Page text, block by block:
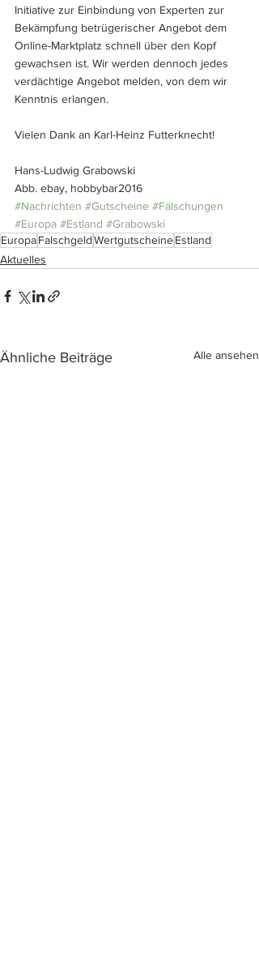
Initiative zur Einbindung von Experten zur
Bekämpfung betrügerischer Angebot dem
Online-Marktplatz schnell über den Kopf
gewachsen ist. Wir werden dennoch jedes
verdächtige Angebot melden, von dem wir
Kenntnis erlangen.
Vielen Dank an Karl-Heinz Futterknecht!
Hans-Ludwig Grabowski
Abb. ebay, hobbybar2016
#Nachrichten #Gutscheine #Fälschungen
#Europa #Estland #Grabowski
EuropaFalschgeldWertgutscheineEstland
Aktuelles
Ähnliche Beiträge Alle ansehen